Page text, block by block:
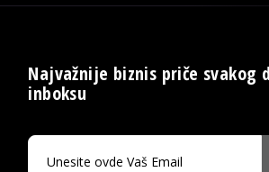
Najvažnije biznis priče svakog
inboksu